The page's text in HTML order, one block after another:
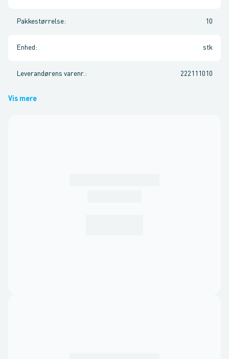
Pakkestørrelse: 10
Enhed : stk
Leverandørens varenr. : 222111010
Vis mere